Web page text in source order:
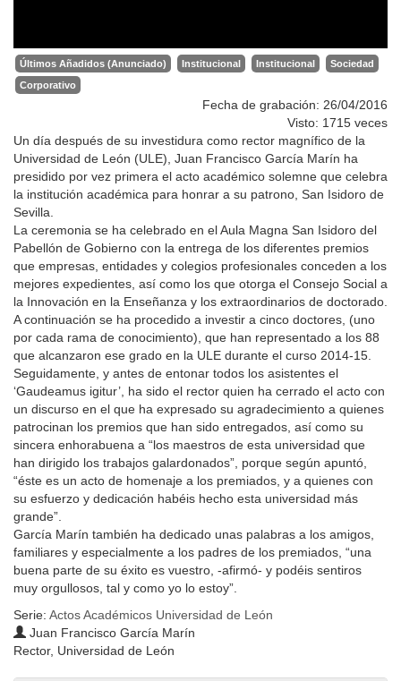
Últimos Añadidos (Anunciado) Institucional Institucional
Sociedad
Corporativo
Fecha de grabación: 26/04/2016
Visto: 1715 veces
Un día después de su investidura como rector magnífico de la
Universidad de León (ULE), Juan Francisco García Marín ha
presidido por vez primera el acto académico solemne que celebra
la institución académica para honrar a su patrono, San Isidoro de
Sevilla.
La ceremonia se ha celebrado en el Aula Magna San Isidoro del
Pabellón de Gobierno con la entrega de los diferentes premios
que empresas, entidades y colegios profesionales conceden a los
mejores expedientes, así como los que otorga el Consejo Social a
la Innovación en la Enseñanza y los extraordinarios de doctorado.
A continuación se ha procedido a investir a cinco doctores, (uno
por cada rama de conocimiento), que han representado a los 88
que alcanzaron ese grado en la ULE durante el curso 2014-15.
Seguidamente, y antes de entonar todos los asistentes el
‘Gaudeamus igitur’, ha sido el rector quien ha cerrado el acto con
un discurso en el que ha expresado su agradecimiento a quienes
patrocinan los premios que han sido entregados, así como su
sincera enhorabuena a “los maestros de esta universidad que
han dirigido los trabajos galardonados”, porque según apuntó,
“éste es un acto de homenaje a los premiados, y a quienes con
su esfuerzo y dedicación habéis hecho esta universidad más
grande”.
García Marín también ha dedicado unas palabras a los amigos,
familiares y especialmente a los padres de los premiados, “una
buena parte de su éxito es vuestro, -afirmó- y podéis sentiros
muy orgullosos, tal y como yo lo estoy”.
Serie: Actos Académicos Universidad de León
Juan Francisco García Marín
Rector, Universidad de León